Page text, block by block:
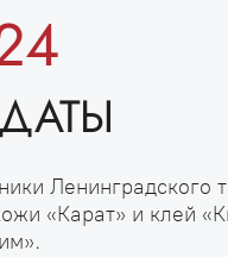
Ленинградского
«Карат» и клей